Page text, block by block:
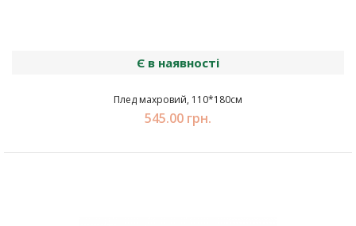
Є в наявності
Плед махровий, 110*180см
545.00 грн.